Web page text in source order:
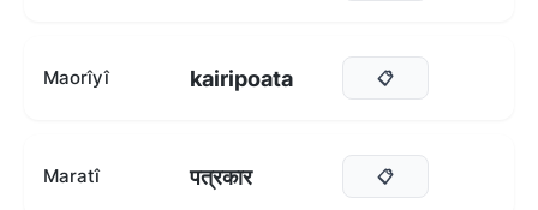
Maorîyî kairipoata 📋
Maratî पत्रकार 📋